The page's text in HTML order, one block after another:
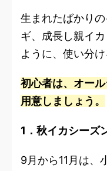
生まれたばかり
ギ、成長し親イ
ように、使い分
初心者は、オー
用意しましょう。
1．秋イカシーズ
9月から11月は、